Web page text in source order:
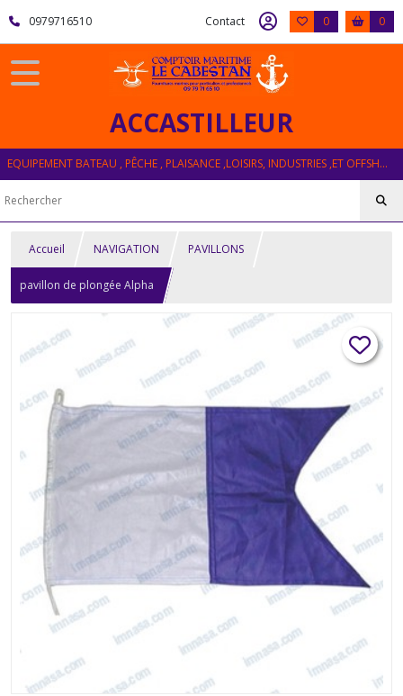
0979716510 Contact 0 0
ACCASTILLEUR
EQUIPEMENT BATEAU , PÊCHE , PLAISANCE ,LOISIRS, INDUSTRIES ,ET OFFSHORE
Accueil NAVIGATION PAVILLONS
pavillon de plongée Alpha